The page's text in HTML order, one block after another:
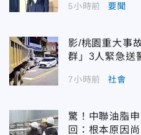
5小時前 要聞
影/桃園重大事
群」3人緊急送
7小時前 社會
驚！中聯油脂
回：根本原因